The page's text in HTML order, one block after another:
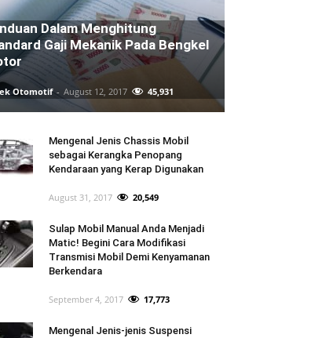
Dalam Menghitung
Gaji Mekanik Pada Bengkel
Otomotif - August 12, 2017 45,931
Mengenal Jenis Chassis Mobil
sebagai Kerangka Penopang
Kendaraan yang Kerap Digunakan
August 31, 2017 20,549
Sulap Mobil Manual Anda Menjadi
Matic! Begini Cara Modifikasi
Transmisi Mobil Demi Kenyamanan
Berkendara
September 4, 2017 17,773
Mengenal Jenis-jenis Suspensi